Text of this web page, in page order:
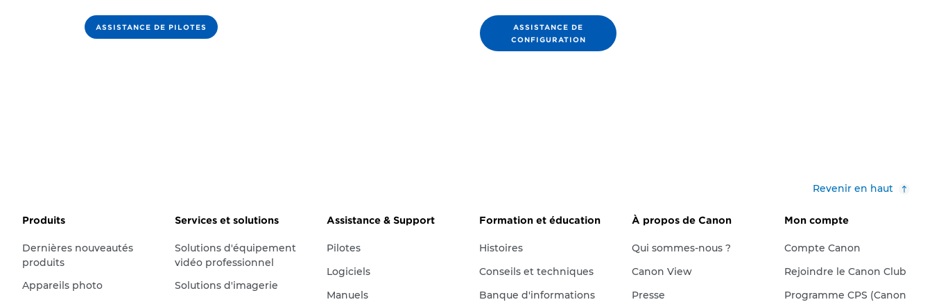
ASSISTANCE DE PILOTES
ASSISTANCE DE
CONFIGURATION
Revenir en haut
Produits
Dernières nouveautés
produits
Appareils photo
Services et solutions
Solutions d'équipement
vidéo professionnel
Solutions d'imagerie
Assistance & Support
Pilotes
Logiciels
Manuels
Formation et éducation
Histoires
Conseils et techniques
Banque d'informations
À propos de Canon
Qui sommes-nous ?
Canon View
Presse
Mon compte
Compte Canon
Rejoindre le Canon Club
Programme CPS (Canon